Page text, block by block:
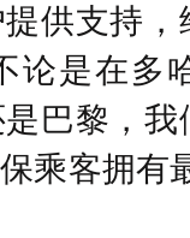
供支持
论是在多
巴黎，
乘客拥有